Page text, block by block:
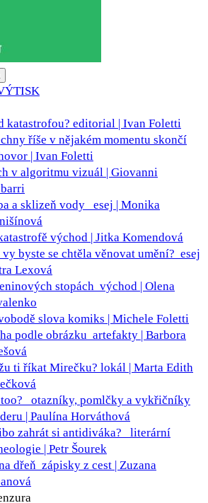
katastrofou? editorial | Ivan Foletti
říše v nějakém momentu skončí
| Ivan Foletti
v algoritmu vizuál | Giovanni
a sklizeň vody
esej | Monika
východ | Jitka Komendová
vy byste se chtěla věnovat umění? esej
Lexová
stopách východ | Olena
slova komiks | Michele Foletti
podle obrázku artefakty | Barbora
ti říkat Mirečku? lokál | Marta Edith
otazníky, pomlčky a vykřičníky
| Paulína Horváthová
zahrát si antidiváka?
literární
| Petr Šourek
dřeň zápisky z cest | Zuzana